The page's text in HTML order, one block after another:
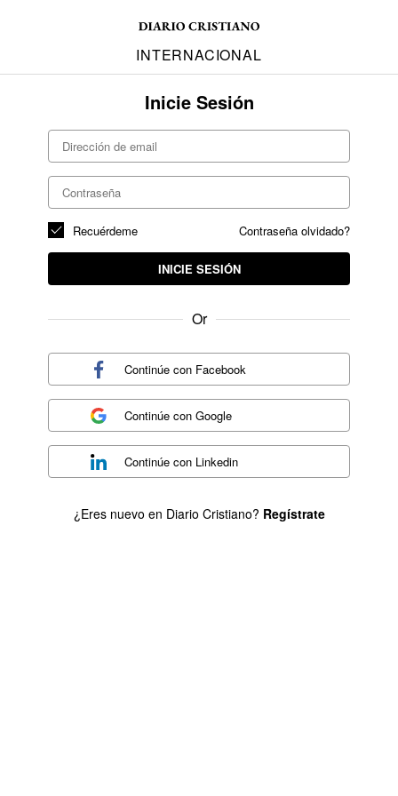
INTERNACIONAL
Inicie Sesión
Contraseña olvidado?
Recuérdeme
INICIE SESIÓN
Or
Continúe con Facebook
Continúe conGoogle
Continúe con Linkedin
¿Eres nuevo en Diario Cristiano? Regístrate